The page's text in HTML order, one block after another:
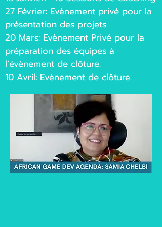
27 Février: Evènement privé pour la
présentation des projets.
20 Mars: Evènement Privé pour la
préparation des équipes à
l’évènement de clôture.
10 Avril: Evènement de clôture.